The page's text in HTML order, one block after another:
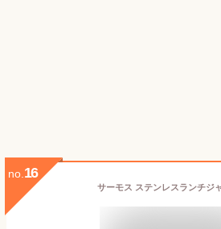
no. 16
サーモス ステンレスランチジ